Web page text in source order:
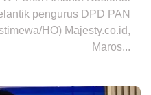
pengurus DPD PAN
HO) Majesty.co.id,
Maros...